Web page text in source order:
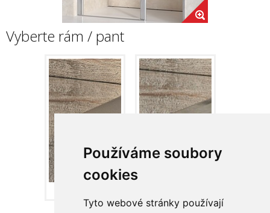
Používáme soubory
cookies
Tyto webové stránky používají
Vyberte rám / pant